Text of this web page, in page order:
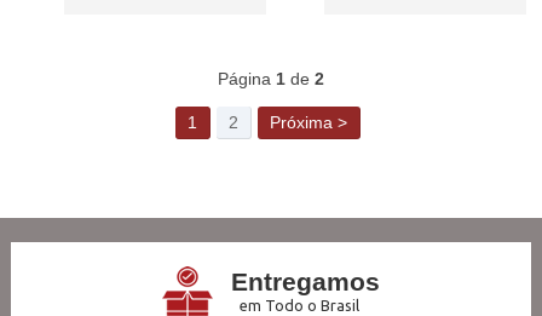
Página 1de 2
1 2 Próxima >
Entregamos
em Todo o Brasil